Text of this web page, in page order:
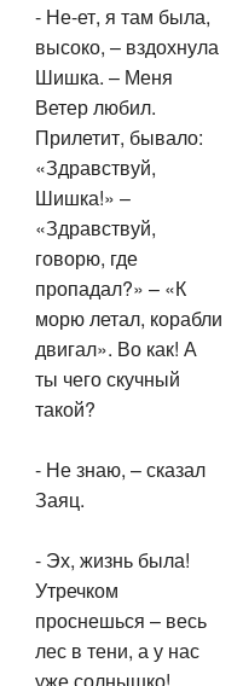
- Не-ет, я там была,
высоко, – вздохнула
Шишка. – Меня
Ветер любил.
Прилетит, бывало:
«Здравствуй,
Шишка!» –
«Здравствуй,
говорю, где
пропадал?» – «К
морю летал, корабли
двигал». Во как! А
ты чего скучный
такой?
- Не знаю, – сказал
Заяц.
- Эх, жизнь была!
Утречком
проснешься – весь
лес в тени, а у нас
уже солнышко!